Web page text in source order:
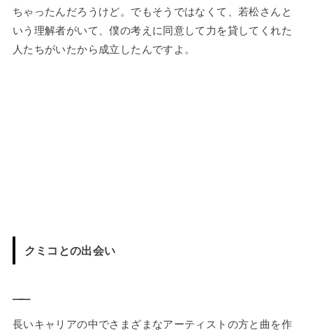
ちゃったんだろうけど。でもそうではなくて、若松さんと
いう理解者がいて、僕の考えに同意して力を貸してくれた
人たちがいたから成立したんですよ。
クミコとの出会い
——
長いキャリアの中でさまざまなアーティストの方と曲を作